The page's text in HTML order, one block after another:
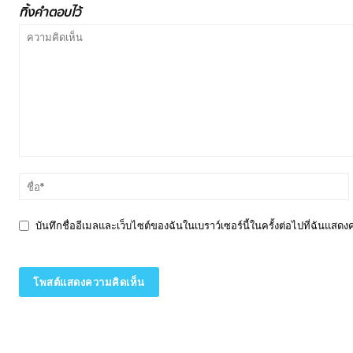
ทิ้งคำตอบไว้
บันทึกชื่ออีเมลและเว็บไซต์ของฉันในเบราว์เซอร์นี้ในครั้งต่อไปที่ฉันแสดง